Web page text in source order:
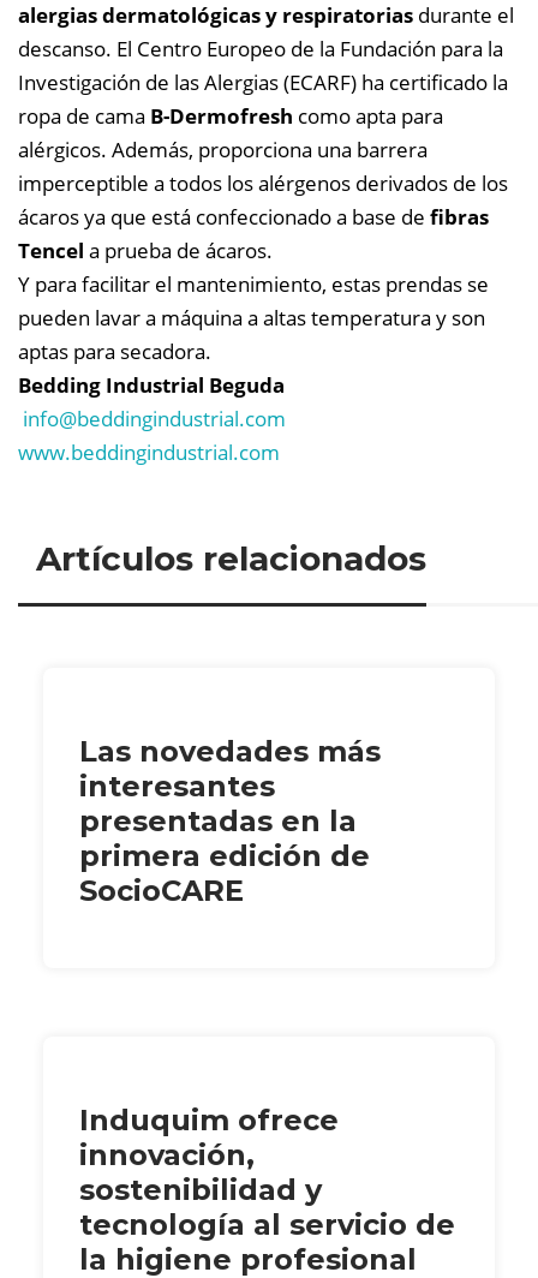
alergias dermatológicas y respiratorias durante el
descanso. El Centro Europeo de la Fundación para la
Investigación de las Alergias (ECARF) ha certificado la
ropa de cama B-Dermofresh como apta para
alérgicos. Además, proporciona una barrera
imperceptible a todos los alérgenos derivados de los
ácaros ya que está confeccionado a base de fibras
Tencel a prueba de ácaros.
Y para facilitar el mantenimiento, estas prendas se
pueden lavar a máquina a altas temperatura y son
aptas para secadora.
Bedding Industrial Beguda
info@beddingindustrial.com
www.beddingindustrial.com
Artículos relacionados
Las novedades más
interesantes
presentadas en la
primera edición de
SocioCARE
Induquim ofrece
innovación,
sostenibilidad y
tecnología al servicio de
la higiene profesional